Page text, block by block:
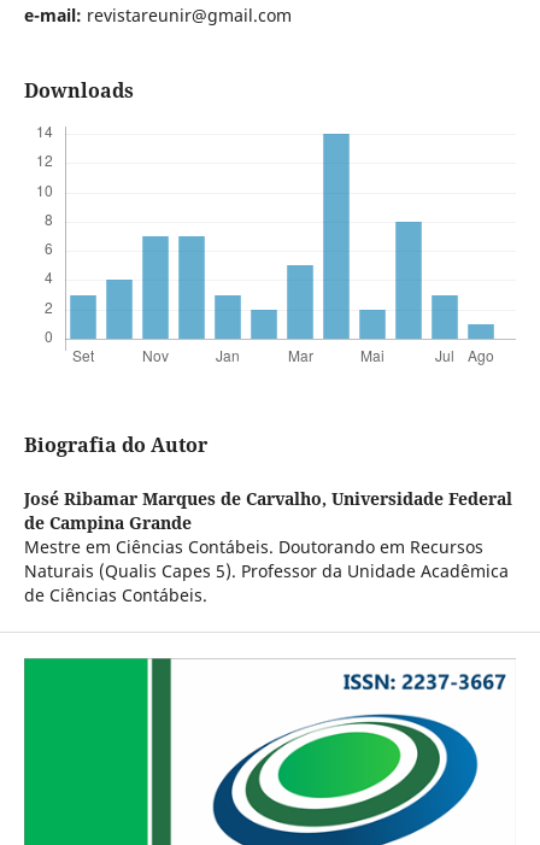
e-mail: revistareunir@gmail.com
Downloads
Biografia do Autor
José Ribamar Marques de Carvalho, Universidade Federal
de Campina Grande
Mestre em Ciências Contábeis. Doutorando em Recursos
Naturais (Qualis Capes 5). Professor da Unidade Acadêmica
de Ciências Contábeis.